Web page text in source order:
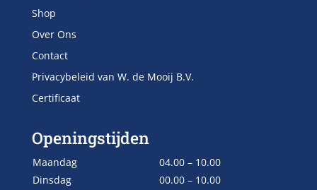
Shop
Over Ons
Contact
Privacybeleid van W. de Mooij B.V.
Certificaat
Openingstijden
Maandag
04.00 – 10.00
Dinsdag
00.00 – 10.00